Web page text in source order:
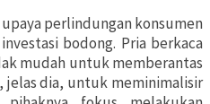
perlindungan konsumen
bodong. Pria berkaca
mudah untuk memberantas
jelas dia, untuk meminimalisir